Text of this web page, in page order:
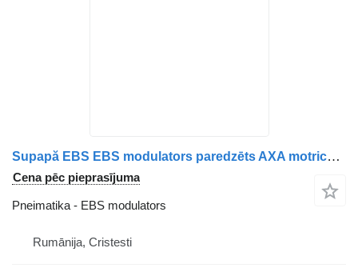
Supapă EBS EBS modulators paredzēts AXA motrică WABCO MAN 8152106 6059, 81521066059, 8152106 6066, 81521066066, 8152106 6040, 81521066040, 1527245, 81521066072, 8152106 6072, 8152106 9066, 81521069066 kravas automašīnas
Cena pēc pieprasījuma
Pneimatika - EBS modulators
Rumānija, Cristesti